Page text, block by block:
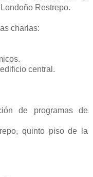
Restrepo.
charlas:
central.
de programas de
quinto piso de la